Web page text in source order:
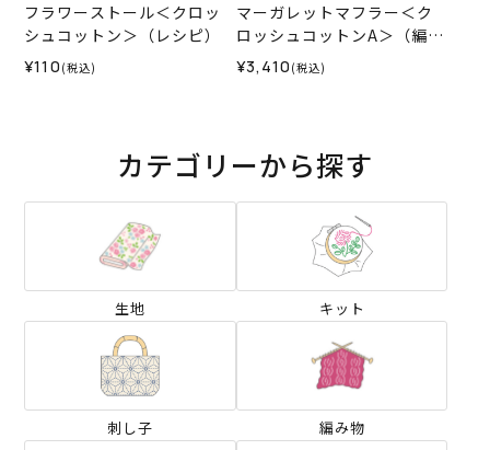
フラワーストール＜クロッ
シュコットン＞（レシピ）
¥110 (税込)
マーガレットマフラー＜ク
ロッシュコットンA＞（編み
物 材料セット）
¥3,410 (税込)
カテゴリーから探す
生地 キット
刺し子 編み物